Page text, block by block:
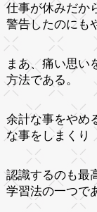
仕事が休みだか
警告したのにも
まあ、痛い思い
方法である。
余計な事をやめ
な事をしまくり
認識するのも最
学習法の一つで